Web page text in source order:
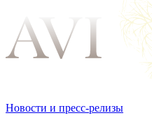
Новости и пресс-релизы